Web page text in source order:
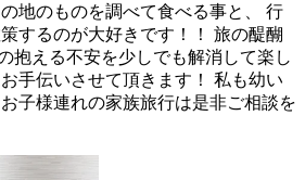
地のものを調べて食べる事と、 行
するのが大好きです！！ 旅の醍醐
抱える不安を少しでも解消して楽し
手伝いさせて頂きます！ 私も幼い
子様連れの家族旅行は是非ご相談を